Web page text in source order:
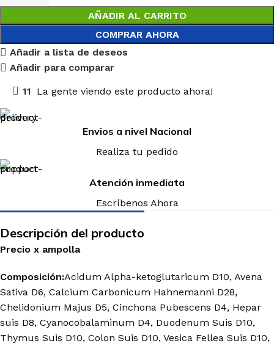
AÑADIR AL CARRITO
COMPRAR AHORA
Añadir a lista de deseos
Añadir para comparar
11 La gente viendo este producto ahora!
Envios a nivel Nacional
Realiza tu pedido
Atención inmediata
Escríbenos Ahora
Descripción del producto
Precio x ampolla
Composición:Acidum Alpha-ketoglutaricum D10, Avena
Sativa D6, Calcium Carbonicum Hahnemanni D28,
Chelidonium Majus D5, Cinchona Pubescens D4, Hepar
suis D8, Cyanocobalaminum D4, Duodenum Suis D10,
Thymus Suis D10, Colon Suis D10, Vesica Fellea Suis D10,